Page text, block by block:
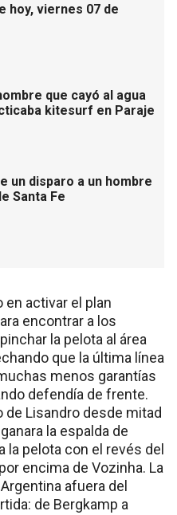
hoy, viernes 07 de
que cayó al agua
kitesurf en Paraje
un disparo a un hombre
Santa Fe
activar el plan
encontrar a los
la pelota al área
que la última línea
menos garantías
defendía de frente.
de Lisandro desde mitad
la espalda de
la pelota con el revés del
encima de Vozinha. La
afuera del
de Bergkamp a